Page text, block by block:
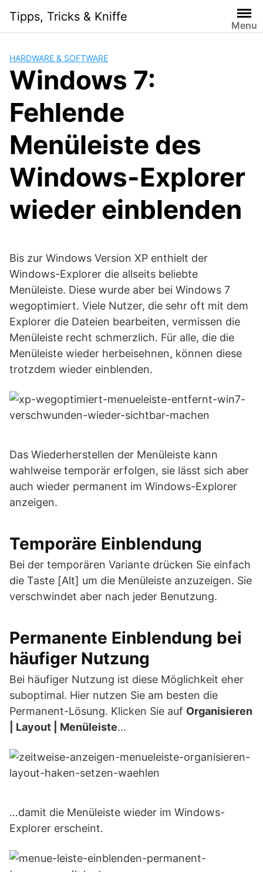
content
Tipps, Tricks & Kniffe
Menu
HARDWARE & SOFTWARE
Windows 7:
Fehlende
Menüleiste des
Windows-Explorer
wieder einblenden
Bis zur Windows Version XP enthielt der
Windows-Explorer die allseits beliebte
Menüleiste. Diese wurde aber bei Windows 7
wegoptimiert. Viele Nutzer, die sehr oft mit dem
Explorer die Dateien bearbeiten, vermissen die
Menüleiste recht schmerzlich. Für alle, die die
Menüleiste wieder herbeisehnen, können diese
trotzdem wieder einblenden.
Das Wiederherstellen der Menüleiste kann
wahlweise temporär erfolgen, sie lässt sich aber
auch wieder permanent im Windows-Explorer
anzeigen.
Temporäre Einblendung
Bei der temporären Variante drücken Sie einfach
die Taste [Alt] um die Menüleiste anzuzeigen. Sie
verschwindet aber nach jeder Benutzung.
Permanente Einblendung bei
häufiger Nutzung
Bei häufiger Nutzung ist diese Möglichkeit eher
suboptimal. Hier nutzen Sie am besten die
Permanent-Lösung. Klicken Sie auf Organisieren
| Layout | Menüleiste…
…damit die Menüleiste wieder im Windows-
Explorer erscheint.